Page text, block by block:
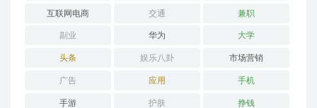
互联网电商 交通 兼职
副业 华为 大学
头条 娱乐八卦 市场营销
广告 应用 手机
手游 护肤 挣钱